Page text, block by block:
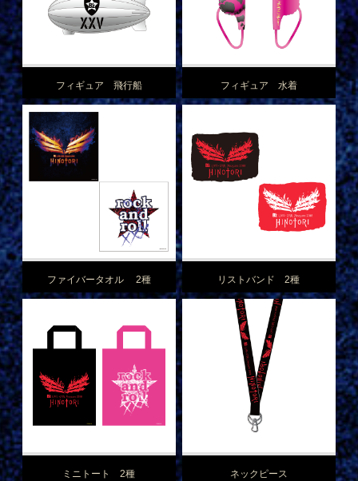
フィギュア 飛行船 フィギュア 水着
ファイバータオル 2種 リストバンド 2種
ミニトート 2種 ネックピース